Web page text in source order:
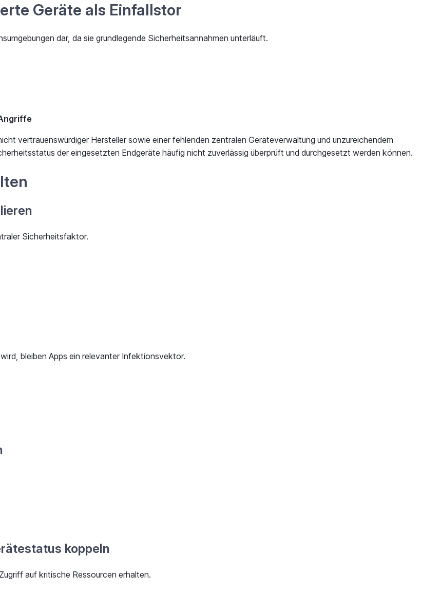
Geräte als Einfallstor
dar, da sie grundlegende Sicherheitsannahmen unterläuft.
vertrauenswürdiger Hersteller sowie einer fehlenden zentralen Geräteverwaltung und unzureichendem
der eingesetzten Endgeräte häufig nicht zuverlässig überprüft und durchgesetzt werden können.
Sicherheitsfaktor.
bleiben Apps ein relevanter Infektionsvektor.
koppeln
auf kritische Ressourcen erhalten.